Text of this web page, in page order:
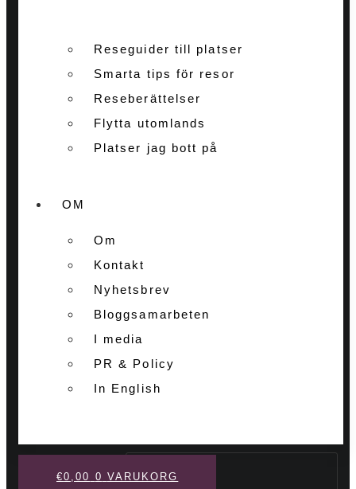
Reseguider till platser
Smarta tips för resor
Reseberättelser
Flytta utomlands
Platser jag bott på
OM
Om
Kontakt
Nyhetsbrev
Bloggsamarbeten
I media
PR & Policy
In English
Sök
€0,00 0 VARUKORG